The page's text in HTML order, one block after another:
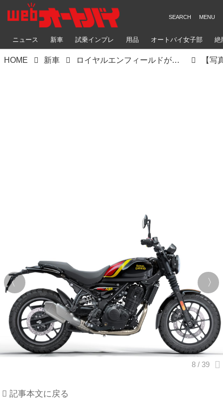
ニュース 新車 試乗インプレ 用品 オートバイ女子部 絶
HOME 新車 ロイヤルエンフィールドが「ゲリラ450」を発表！ 3つのバリエーションモデルが日本で2025年に発売予定
記事本文に戻る